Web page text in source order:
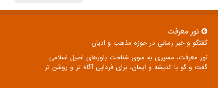
نور معرفت
گفتگو و خبر رسانی در حوزه مذهب و ادیان
نور معرفت، مسیری به سوی شناخت باورهای اصیل اسلامی
گفت و گو با اندیشه و ایمان، برای فردایی آگاه تر و روشن تر